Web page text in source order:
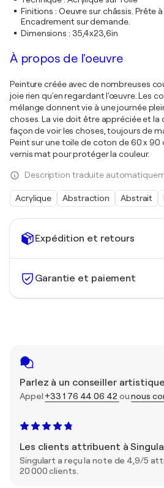
Expédition et retours
Garantie et paiement
Parlez à un conseiller artistique
Appel +33 1 76 44 06 42 ounous
Les clients attribuent à
Singulart a reçu la note de 4,9/5
20 000 clients.
Finitions : Oeuvre sur châssis. Prête
Encadrement sur demande.
Dimensions : 35,4x23,6in
À propos de l'oeuvre
Peinture créée avec de nombreuses
joie rien qu'en regardant l'œuvre. Les
mélange donnent vie à une journée
choses. La vie doit être appréciée et la
façon de voir les choses, toujours de
Peint sur une toile de coton de 60 x 90
vernis mat pour protéger la couleur.
Description traduite
Acrylique Abstraction Abstrait